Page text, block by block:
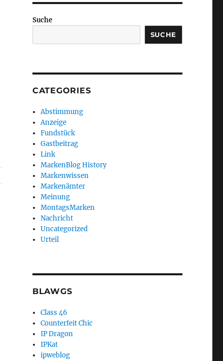
Suche
SUCHE
CATEGORIES
Abstimmung
Anzeige
Fundstück
Gastbeitrag
Link
MarkenBlog History
Markenwissen
Markenämter
Meinung
MontagsMarken
Nachricht
Uncategorized
Urteil
BLAWGS
Class 46
Counterfeit Chic
IP Dragon
IPKat
ipweblog